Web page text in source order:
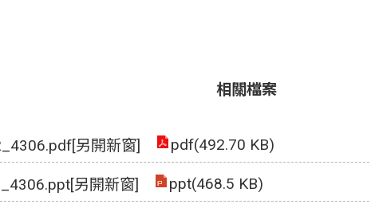
相關檔案
另開新窗] pdf(492.70 KB)
另開新窗]
ppt(468.5 KB)